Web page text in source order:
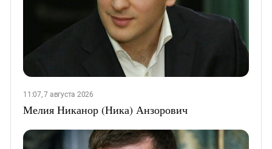
11:07, 7 августа 2026
Мелия Никанор (Ника) Анзорович